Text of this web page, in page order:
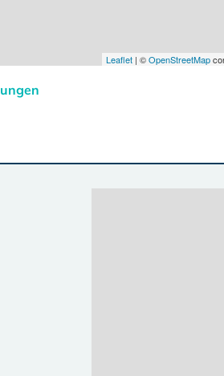
Leaflet| ©OpenStreetMap